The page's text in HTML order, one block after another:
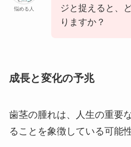
悩める人
ジと捉えると、
りますか？
成長と変化の予兆
歯茎の腫れは、人生の重要
ることを象徴している可能